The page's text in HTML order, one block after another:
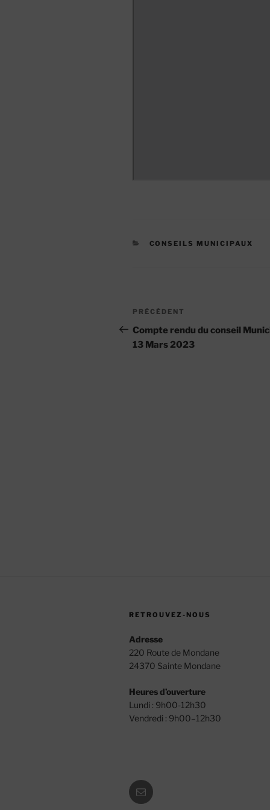
CATÉGORIES
CONSEILS MUNICIPAUX
Navigation
de
l’article
Article
précédent
PRÉCÉDENT
Compte rendu du conseil
13 Mars 2023
RETROUVEZ-NOUS
Adresse
220 Route de Mondane
24370 Sainte Mondane
Heures d’ouverture
Lundi : 9h00-12h30
Vendredi : 9h00–12h30
E-
mail